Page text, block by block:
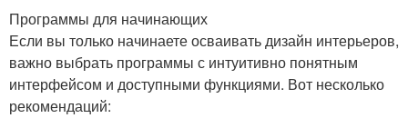
Программы для начинающих
Если вы только начинаете осваивать дизайн интерьеров,
важно выбрать программы с интуитивно понятным
интерфейсом и доступными функциями. Вот несколько
рекомендаций: